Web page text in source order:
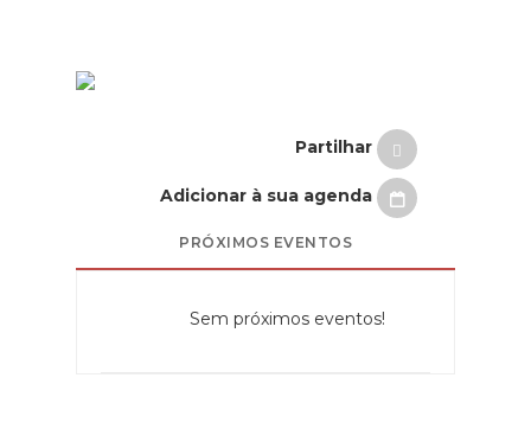
Partilhar
Adicionar à sua agenda
PRÓXIMOS EVENTOS
Sem próximos eventos!